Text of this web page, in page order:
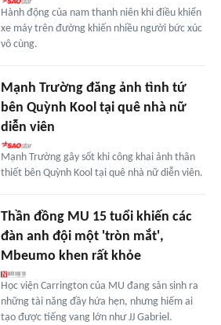
Hành động của nam thanh niên khi điều khiển
xe máy trên đường khiến nhiều người bức xúc
vô cùng.
Mạnh Trường đăng ảnh tình tứ
bên Quỳnh Kool tại quê nhà nữ
diễn viên
Mạnh Trường gây sốt khi công khai ảnh thân
thiết bên Quỳnh Kool tại quê nhà nữ diễn viên.
Thần đồng MU 15 tuổi khiến các
đàn anh đội một 'tròn mắt',
Mbeumo khen rất khỏe
Học viện Carrington của MU đang sản sinh ra
những tài năng đầy hứa hẹn, nhưng hiếm ai
tạo được tiếng vang lớn như JJ Gabriel.